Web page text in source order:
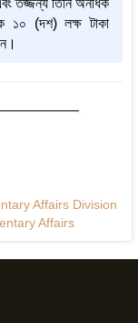
তজ্জন্য তিনি অনধিক
১০ (দশ) লক্ষ টাকা
Affairs Division
Affairs